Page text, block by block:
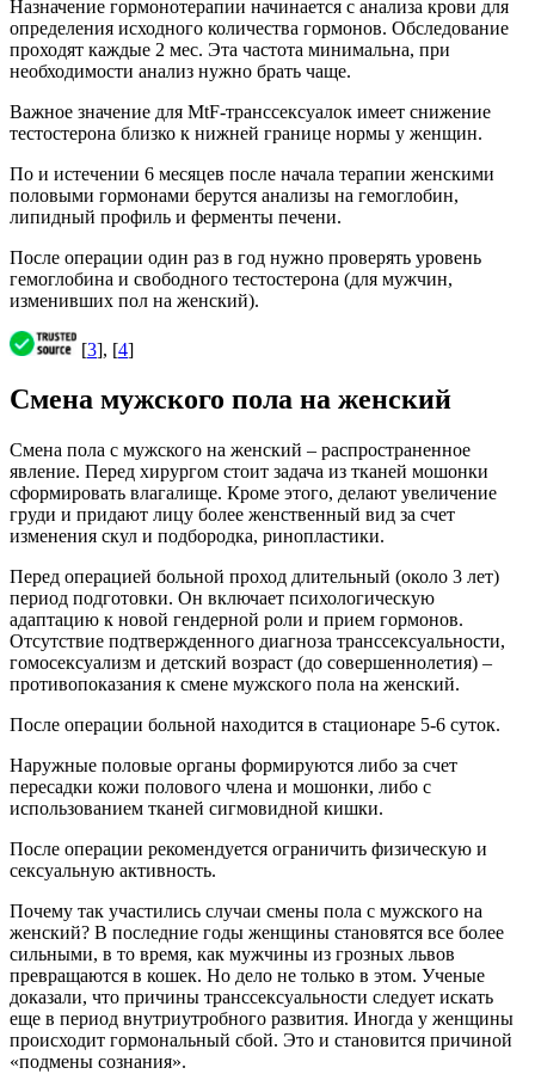
Назначение гормонотерапии начинается с анализа крови для
определения исходного количества гормонов. Обследование
проходят каждые 2 мес. Эта частота минимальна, при
необходимости анализ нужно брать чаще.
Важное значение для MtF-транссексуалок имеет снижение
тестостерона близко к нижней границе нормы у женщин.
По и истечении 6 месяцев после начала терапии женскими
половыми гормонами берутся анализы на гемоглобин,
липидный профиль и ферменты печени.
После операции один раз в год нужно проверять уровень
гемоглобина и свободного тестостерона (для мужчин,
изменивших пол на женский).
[3], [4]
Смена мужского пола на женский
Смена пола с мужского на женский – распространенное
явление. Перед хирургом стоит задача из тканей мошонки
сформировать влагалище. Кроме этого, делают увеличение
груди и придают лицу более женственный вид за счет
изменения скул и подбородка, ринопластики.
Перед операцией больной проход длительный (около 3 лет)
период подготовки. Он включает психологическую
адаптацию к новой гендерной роли и прием гормонов.
Отсутствие подтвержденного диагноза транссексуальности,
гомосексуализм и детский возраст (до совершеннолетия) –
противопоказания к смене мужского пола на женский.
После операции больной находится в стационаре 5-6 суток.
Наружные половые органы формируются либо за счет
пересадки кожи полового члена и мошонки, либо с
использованием тканей сигмовидной кишки.
После операции рекомендуется ограничить физическую и
сексуальную активность.
Почему так участились случаи смены пола с мужского на
женский? В последние годы женщины становятся все более
сильными, в то время, как мужчины из грозных львов
превращаются в кошек. Но дело не только в этом. Ученые
доказали, что причины транссексуальности следует искать
еще в период внутриутробного развития. Иногда у женщины
происходит гормональный сбой. Это и становится причиной
«подмены сознания».